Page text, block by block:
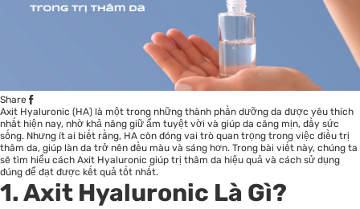
Share
Axit Hyaluronic (HA) là một trong những thành phần dưỡng da được yêu thích
nhất hiện nay, nhờ khả năng giữ ẩm tuyệt vời và giúp da căng mịn, đầy sức
sống. Nhưng ít ai biết rằng, HA còn đóng vai trò quan trọng trong việc điều trị
thâm da, giúp làn da trở nên đều màu và sáng hơn. Trong bài viết này, chúng ta
sẽ tìm hiểu cách Axit Hyaluronic giúp trị thâm da hiệu quả và cách sử dụng
đúng để đạt được kết quả tốt nhất.
1. Axit Hyaluronic Là Gì?